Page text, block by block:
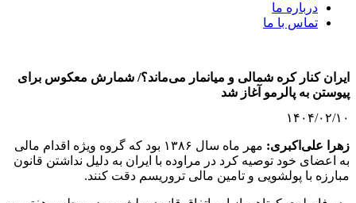
درباره ما
تماس با ما
ایران کنار کره شمالی و میانمار می‌ماند؟/ شمارش معکوس برای
پیوستن به پالرمو آغاز شد
۱۴۰۴/۰۲/۱۰
زهرا علی‌اکبری:
مهر ماه سال ۱۳۸۶ بود که گروه ویژه اقدام مالی
به اعضای خود توصیه کرد در مراوده با ایران به دلیل نداشتن قانون
مبارزه با پولشویی و تامین مالی تروریسم دقت کنند.